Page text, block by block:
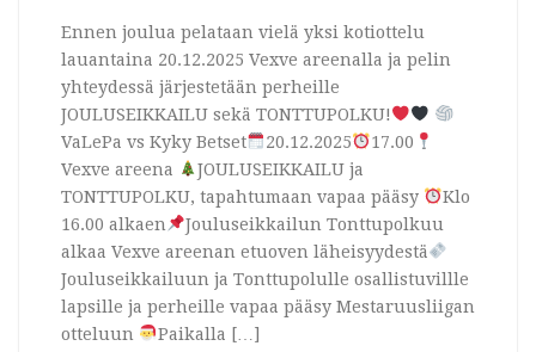
Ennen joulua pelataan vielä yksi kotiottelu
lauantaina 20.12.2025 Vexve areenalla ja pelin
yhteydessä järjestetään perheille
JOULUSEIKKAILU sekä TONTTUPOLKU!
VaLePa vs Kyky Betset
20.12.2025
17.00
Vexve areena
JOULUSEIKKAILU ja
TONTTUPOLKU, tapahtumaan vapaa pääsy
Klo
16.00 alkaen
Jouluseikkailun Tonttupolkuu
alkaa Vexve areenan etuoven läheisyydestä
Jouluseikkailuun ja Tonttupolulle osallistuvillle
lapsille ja perheille vapaa pääsy Mestaruusliigan
otteluun
Paikalla […]